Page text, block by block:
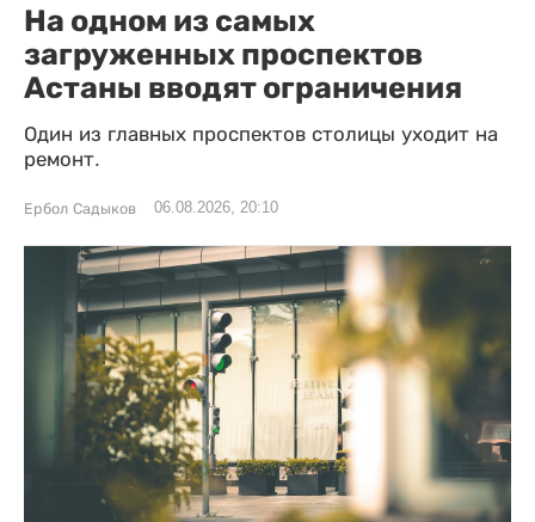
На одном из самых
загруженных проспектов
Астаны вводят ограничения
Один из главных проспектов столицы уходит на
ремонт.
Ербол Садыков 06.08.2026, 20:10